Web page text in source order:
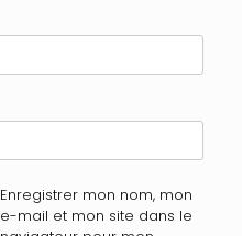
Enregistrer mon nom, mon
e-mail et mon site dans le